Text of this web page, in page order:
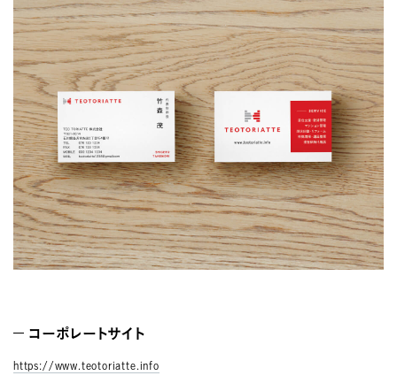
コーポレートサイト
https://www.teotoriatte.info